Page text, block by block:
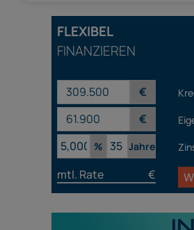
FLEXIBEL
FINANZIEREN
€
€
%
Jahre
mtl. Rate €